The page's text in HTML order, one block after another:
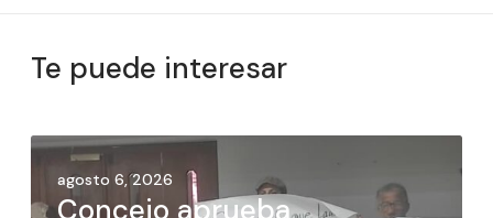
Te puede interesar
agosto 6, 2026
Concejo aprueba